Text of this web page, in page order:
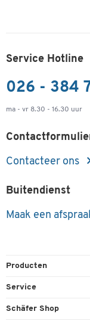
Service Hotline
026 - 384
ma - vr 8.30 - 16.30 uur
Contacteer ons
Buitendienst
Maak een
Producten
Service
Bestelling herroepen
Schäfer Shop